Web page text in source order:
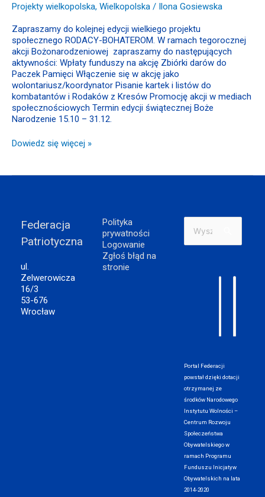
Projekty wielkopolska, Wielkopolska / Ilona Gosiewska
Zapraszamy do kolejnej edycji wielkiego projektu
społecznego RODACY-BOHATEROM. W ramach tegorocznej
akcji Bożonarodzeniowej zapraszamy do następujących
aktywności: Wpłaty funduszy na akcję Zbiórki darów do
Paczek Pamięci Włączenie się w akcję jako
wolontariusz/koordynator Pisanie kartek i listów do
kombatantów i Rodaków z Kresów Promocję akcji w mediach
społecznościowych Termin edycji świątecznej Boże
Narodzenie 15.10 – 31.12.
Dowiedz się więcej »
Federacja
Patriotyczna
ul.
Zelwerowicza
16/3
53-676
Wrocław
Polityka
prywatności
Logowanie
Zgłoś błąd na
stronie
Szukaj
Portal Federacji
powstał dzięki dotacji
otrzymanej ze
środków Narodowego
Instytutu Wolności –
Centrum Rozwoju
Społeczeństwa
Obywatelskiego w
ramach Programu
Funduszu Inicjatyw
Obywatelskich na lata
2014-2020